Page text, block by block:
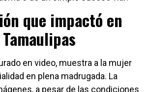
que impactó en
en video, muestra a la mujer
en plena madrugada. La
a pesar de las condiciones